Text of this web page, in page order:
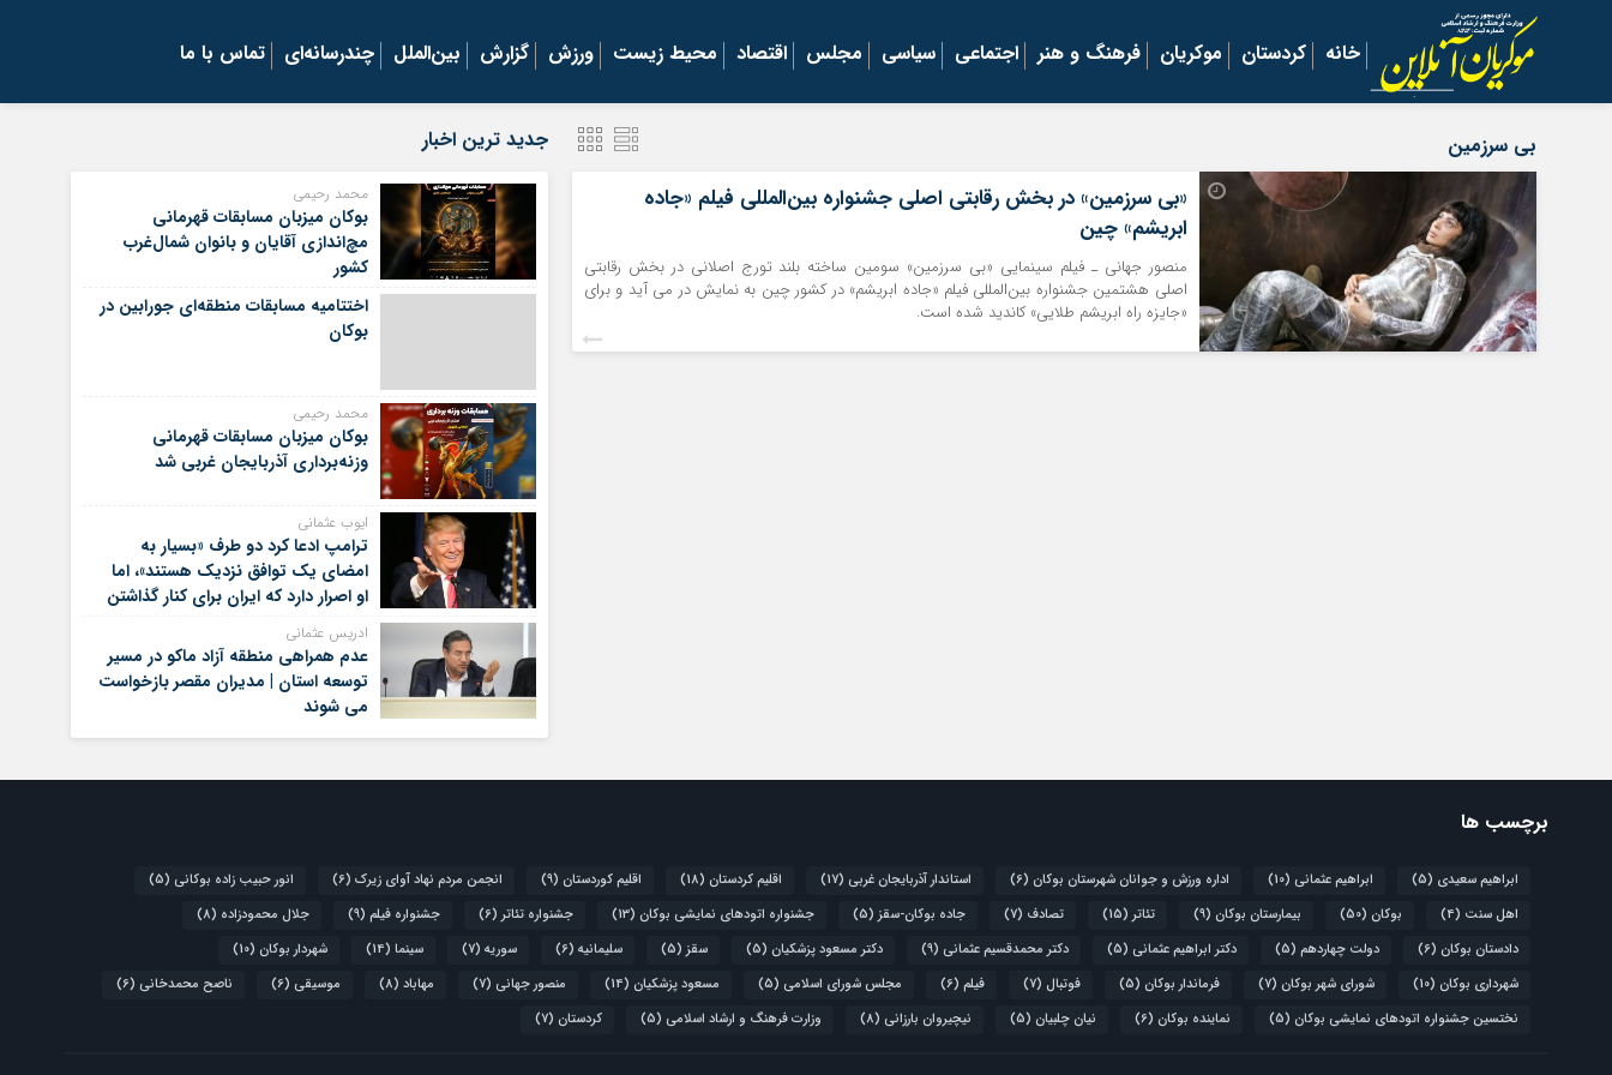
خانه کردستان موکریان فرهنگ و هنر اجتماعی سیاسی مجلس اقتصاد محیط زیست ورزش گزارش بین‌الملل چندرسانه‌ای تماس با ما
بی سرزمین
«بی سرزمین» در بخش رقابتی اصلی جشنواره بین‌المللی فیلم «جاده
ابریشم» چین
منصور جهانی ـ فیلم سینمایی «بی سرزمین» سومین ساخته بلند تورج اصلانی در بخش رقابتی
اصلی هشتمین جشنواره بین‌المللی فیلم «جاده ابریشم» در کشور چین به نمایش در‌ می آید و برای
«جایزه راه ابریشم طلایی» کاندید شده است.
جدید ترین اخبار
محمد رحیمی
بوکان میزبان مسابقات قهرمانی
مچ‌اندازی آقایان و بانوان شمال‌غرب
کشور
اختتامیه مسابقات منطقه‌ای جورابین در
بوکان
محمد رحیمی
بوکان میزبان مسابقات قهرمانی
وزنه‌برداری آذربایجان غربی شد
ایوب عثمانی
ترامپ ادعا کرد دو طرف «بسیار به
امضای یک توافق نزدیک هستند»، اما
او اصرار دارد که ایران برای کنار گذاشتن
برنامه‌های هسته‌ای خود گام‌های
بیشتری بردارد
ادریس عثمانی
عدم همراهی منطقه آزاد ماکو در مسیر
توسعه استان | مدیران مقصر بازخواست
می شوند
برچسب ها
ابراهیم سعیدی (5) ابراهیم عثمانی (10) اداره ورزش و جوانان شهرستان بوکان (6) استاندار آذربایجان غربی (17) اقلیم کردستان (18) اقلیم کوردستان (9) انجمن مردم نهاد آوای زیرک (6) انور حبیب زاده بوکانی (5)
اهل سنت (4) بوکان (50) بیمارستان بوکان (9) تئاتر (15) تصادف (7) جاده بوکان-سقز (5) جشنواره اتودهای نمایشی بوکان (13) جشنواره تئاتر (6) جشنواره فیلم (9) جلال محمودزاده (8)
دادستان بوکان (6) دولت چهاردهم (5) دکتر ابراهیم عثمانی (5) دکتر محمدقسیم عثمانی (9) دکتر مسعود پزشکیان (5) سقز (5) سلیمانیه (6) سوریه (7) سینما (14) شهردار بوکان (10)
شهرداری بوکان (10) شورای شهر بوکان (7) فرماندار بوکان (5) فوتبال (7) فیلم (6) مجلس شورای اسلامی (5) مسعود پزشکیان (14) منصور جهانی (7) مهاباد (8) موسیقی (6) ناصح محمدخانی (6)
نختسین جشنواره اتودهای نمایشی بوکان (5) نماینده بوکان (6) نیان چلبیان (5) نیچیروان بارزانی (8) وزارت فرهنگ و ارشاد اسلامی (5) کردستان (7)